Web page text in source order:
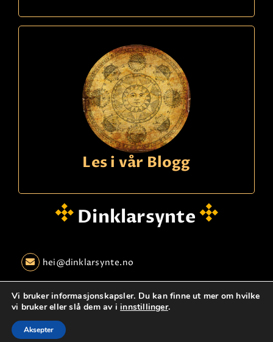
Les i vår Blogg
Dinklarsynte
hei@dinklarsynte.no
Personvern Logg Inn Kontakt oss
Vi bruker informasjonskapsler. Du kan finne ut mer om hvilke
vi bruker eller slå dem av iinnstillinger.
Aksepter